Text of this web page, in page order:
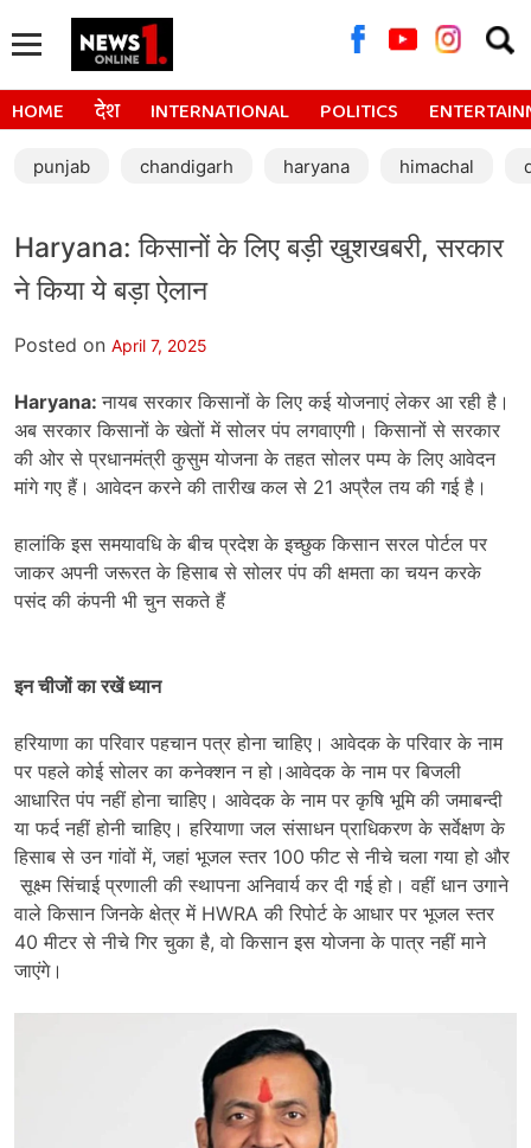
for:
HOME देश INTERNATIONAL POLITICS
punjab chandigarh haryana himachal
Haryana: किसानों के लिए बड़ी खुशखबरी, सरकार
ने किया ये बड़ा ऐलान
Posted on April 7, 2025
Haryana:नायब सरकार किसानों के लिए कई योजनाएं लेकर आ रही है।
अब सरकार किसानों के खेतों में सोलर पंप लगवाएगी। किसानों से सरकार
की ओर से प्रधानमंत्री कुसुम योजना के तहत सोलर पम्प के लिए आवेदन
मांगे गए हैं। आवेदन करने की तारीख कल से 21 अप्रैल तय की गई है।
हालांकि इस समयावधि के बीच प्रदेश के इच्छुक किसान सरल पोर्टल पर
जाकर अपनी जरूरत के हिसाब से सोलर पंप की क्षमता का चयन करके
पसंद की कंपनी भी चुन सकते हैं
इन चीजों का रखें ध्यान
हरियाणा का परिवार पहचान पत्र होना चाहिए। आवेदक के परिवार के नाम
पर पहले कोई सोलर का कनेक्शन न हो।आवेदक के नाम पर बिजली
आधारित पंप नहीं होना चाहिए। आवेदक के नाम पर कृषि भूमि की जमाबन्दी
या फर्द नहीं होनी चाहिए। हरियाणा जल संसाधन प्राधिकरण के सर्वेक्षण के
हिसाब से उन गांवों में, जहां भूजल स्तर 100 फीट से नीचे चला गया हो और
सूक्ष्म सिंचाई प्रणाली की स्थापना अनिवार्य कर दी गई हो। वहीं धान उगाने
वाले किसान जिनके क्षेत्र में HWRA की रिपोर्ट के आधार पर भूजल स्तर
40 मीटर से नीचे गिर चुका है, वो किसान इस योजना के पात्र नहीं माने
जाएंगे।